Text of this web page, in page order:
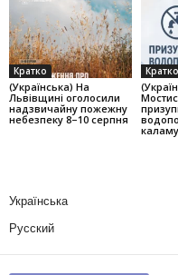
Кратко
(Українська) На
Львівщині оголосили
надзвичайну пожежну
небезпеку 8–10 серпня
Кратко
Українська
Русский